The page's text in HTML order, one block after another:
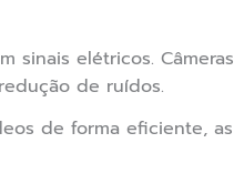
sinais elétricos.
de ruídos.
de forma eficiente,